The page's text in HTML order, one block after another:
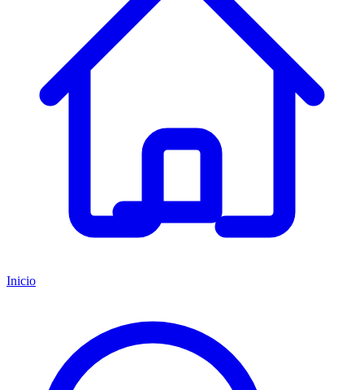
Inicio